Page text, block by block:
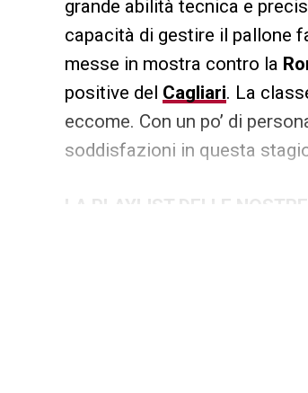
grande abilità tecnica e
capacità di gestire il pallone
messe in mostra contro la
positive del Cagliari. La
eccome. Con un po’ di
soddisfazioni in questa
LA PLAYLIST DELLE